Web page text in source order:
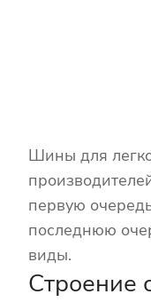
Шины для
первую
последнюю
виды.
Строение